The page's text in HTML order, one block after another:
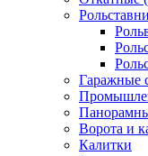
Гаражные
Ворота и
Калитки